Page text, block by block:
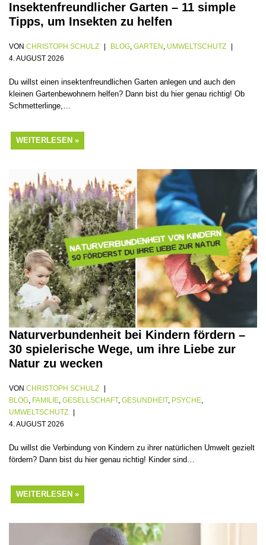
Insektenfreundlicher Garten – 11 simple
Tipps, um Insekten zu helfen
VON CHRISTOPH SCHULZ BLOG GARTEN
UMWELTSCHUTZ
4. AUGUST 2026
Du willst einen insektenfreundlichen Garten anlegen und auch den
kleinen Gartenbewohnern helfen? Dann bist du hier genau richtig! Ob
Schmetterlinge,…
WEITERLESEN »
Naturverbundenheit bei Kindern fördern –
30 spielerische Wege, um ihre Liebe zur
Natur zu wecken
VON CHRISTOPH SCHULZ
BLOG FAMILIE GESELLSCHAFT, GESUNDHEIT, PSYCHE
UMWELTSCHUTZ
4. AUGUST 2026
Du willst die Verbindung von Kindern zu ihrer natürlichen Umwelt gezielt
fördern? Dann bist du hier genau richtig! Kinder sind…
WEITERLESEN »